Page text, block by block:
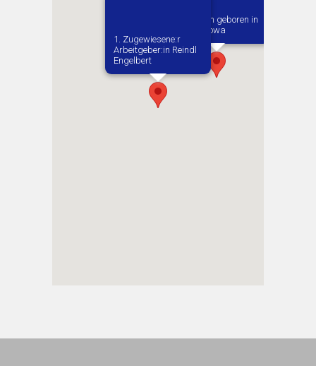
Vermutlich geboren in
Czestochowa
1. Zugewiesene:r
Arbeitgeber:in​ Reindl
Engelbert